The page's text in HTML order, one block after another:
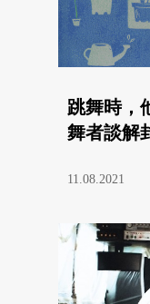
跳舞時
舞者談解
11.08.2021